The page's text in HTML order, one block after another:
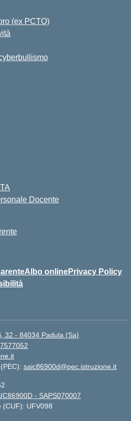
(ex PCTO)
Docente
Albo onlinePrivacy Policy
32 - 84034 Padula (Sa)
saic86900d@pec.istruzione.it
- SAPS070007
(CUF): UFV098